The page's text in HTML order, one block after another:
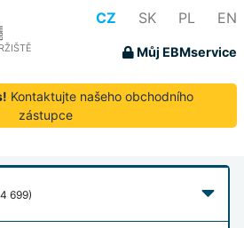
CZ SK PL EN
Můj EBMservice
Kontaktujte našeho obchodního
zástupce
699)